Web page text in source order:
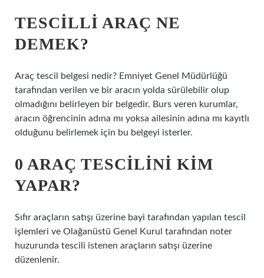
TESCILLI ARAÇ NE
DEMEK?
Araç tescil belgesi nedir? Emniyet Genel Müdürlüğü
tarafından verilen ve bir aracın yolda sürülebilir olup
olmadığını belirleyen bir belgedir. Burs veren kurumlar,
aracın öğrencinin adına mı yoksa ailesinin adına mı kayıtlı
olduğunu belirlemek için bu belgeyi isterler.
0 ARAÇ TESCILINI KIM
YAPAR?
Sıfır araçların satışı üzerine bayi tarafından yapılan tescil
işlemleri ve Olağanüstü Genel Kurul tarafından noter
huzurunda tescili istenen araçların satışı üzerine
düzenlenir.